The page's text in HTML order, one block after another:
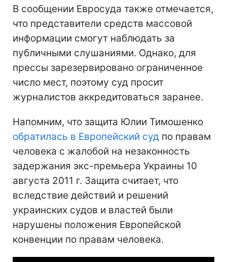
В сообщении Евросуда также отмечается,
что представители средств массовой
информации смогут наблюдать за
публичными слушаниями. Однако, для
прессы зарезервировано ограниченное
число мест, поэтому суд просит
журналистов аккредитоваться заранее.
Напомним, что защита Юлии Тимошенко
обратилась в Европейский суд по правам
человека с жалобой на незаконность
задержания экс-премьера Украины 10
августа 2011 г. Защита считает, что
вследствие действий и решений
украинских судов и властей были
нарушены положения Европейской
конвенции по правам человека.